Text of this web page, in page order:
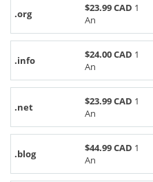
.org $23.99 CAD 1
An
.info $24.00 CAD 1
An
.net $23.99 CAD 1
An
.blog $44.99 CAD 1
An